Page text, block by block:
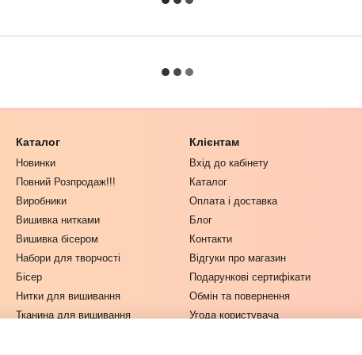
Каталог
Новинки
Повний Розпродаж!!!
Виробники
Вишивка нитками
Вишивка бісером
Набори для творчості
Бісер
Нитки для вишивання
Тканина для вишивання
Клієнтам
Вхід до кабінету
Каталог
Оплата і доставка
Блог
Контакти
Відгуки про магазин
Подарункові сертифікати
Обмін та повернення
Угода користувача